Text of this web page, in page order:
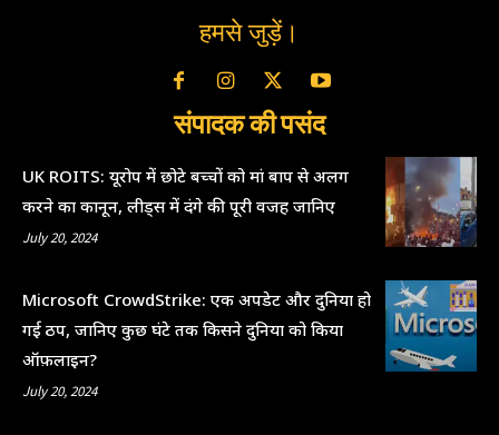
हमसे जुड़ें।
संपादक की पसंद
UK ROITS: यूरोप में छोटे बच्चों को मां बाप से अलग
करने का कानून, लीड्स में दंगे की पूरी वजह जानिए
July 20, 2024
Microsoft CrowdStrike: एक अपडेट और दुनिया हो
गई ठप, जानिए कुछ घंटे तक किसने दुनिया को किया
ऑफ़लाइन?
July 20, 2024